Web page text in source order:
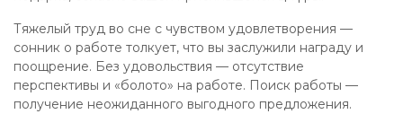
Тяжелый труд во сне с чувством удовлетворения —
сонник о работе толкует, что вы заслужили награду и
поощрение. Без удовольствия — отсутствие
перспективы и «болото» на работе. Поиск работы —
получение неожиданного выгодного предложения.